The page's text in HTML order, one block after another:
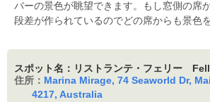
バーの景色が眺望できます。もし窓側の席
段差が作られているのでどの席からも景色
スポット名：リストランテ・フェリー
住所： Marina Mirage, 74 Seaworld Dr,
4217, Australia